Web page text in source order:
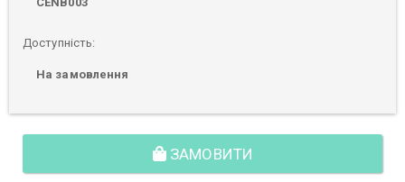
Доступність:
На замовлення
ЗАМОВИТИ